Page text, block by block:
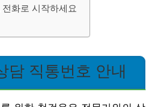
화로 시작하세요
담 직통번호 안내